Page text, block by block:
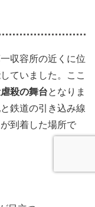
収容所の近くに位
ていました。ここ
殺の舞台となりま
鉄道の引き込み線
到着した場所で